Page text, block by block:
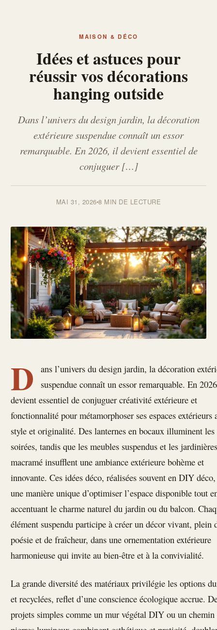
MAISON & DÉCO
Idées et astuces pour
réussir vos décorations
hanging outside
Dans l’univers du design jardin, la décoration
extérieure suspendue connaît un essor
remarquable. En 2026, il devient essentiel de
conjuguer […]
MAI 31, 2026 8 MIN DE LECTURE
D
ans l’univers du design jardin, la décoration
suspendue connaît un essor remarquable. En
devient essentiel de conjuguer créativité extérieure et
fonctionnalité pour métamorphoser ses espaces extérieurs
style et originalité. Des lanternes en bocaux illuminent les
soirées, tandis que les meubles suspendus et les
macramé insufflent une ambiance extérieure bohème et
innovante. Ces idées déco, réalisées souvent en DIY
une manière unique d’optimiser l’espace disponible tout
accentuant le charme naturel du jardin ou du balcon.
élément suspendu participe à créer un décor vivant, plein
poésie et de fraîcheur, dans une ornementation extérieure
harmonieuse qui invite au bien-être et à la convivialité.
La grande diversité des matériaux privilégie les options
et recyclées, reflet d’une conscience écologique accrue.
projets simples comme un mur végétal DIY ou un chemin